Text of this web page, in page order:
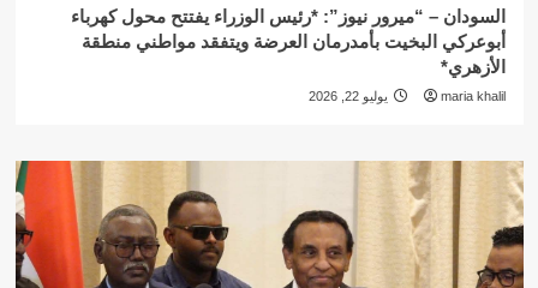
السودان – “ميرور نيوز”: *رئيس الوزراء يفتتح محول كهرباء
أبوعركي البخيت بأمدرمان العرضة ويتفقد مواطني منطقة
الأزهري*
maria khalil يوليو 22, 2026